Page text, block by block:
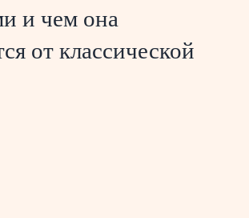
и чем она
от классической